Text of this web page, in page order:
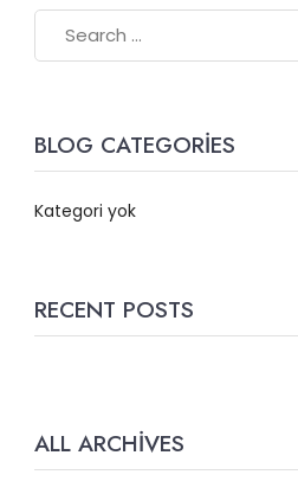
BLOG CATEGORIES
Kategori yok
RECENT POSTS
ALL ARCHIVES